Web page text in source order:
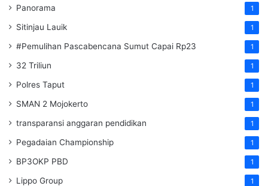
Panorama 1
Sitinjau Lauik 1
#Pemulihan Pascabencana Sumut Capai Rp23 1
32 Triliun 1
Polres Taput 1
SMAN 2 Mojokerto 1
transparansi anggaran pendidikan 1
Pegadaian Championship 1
BP3OKP PBD 1
Lippo Group 1